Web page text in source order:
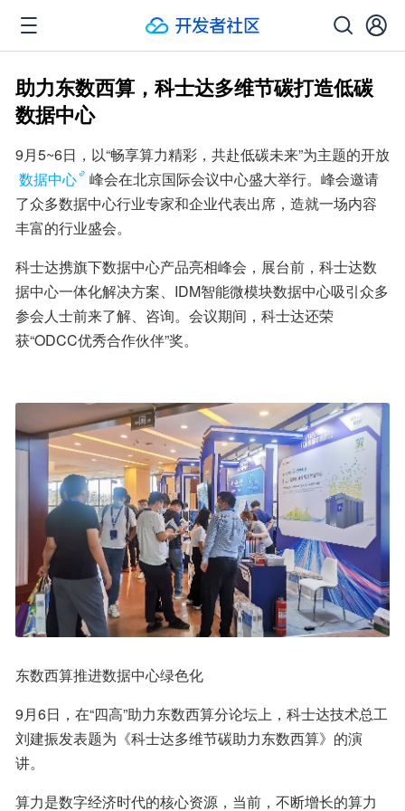
助力东数西算，科士达多维节碳打造低碳
数据中心
9月5~6日，以“畅享算力精彩，共赴低碳未来”为主题的开放
数据中心
峰会在北京国际会议中心盛大举行。峰会邀请
了众多数据中心行业专家和企业代表出席，造就一场内容
丰富的行业盛会。
科士达携旗下数据中心产品亮相峰会，展台前，科士达数
据中心一体化解决方案、IDM智能微模块数据中心吸引众多
参会人士前来了解、咨询。会议期间，科士达还荣
获“ODCC优秀合作伙伴”奖。
东数西算推进数据中心绿色化
9月6日，在“四高”助力东数西算分论坛上，科士达技术总工
刘建振发表题为《科士达多维节碳助力东数西算》的演
讲。
算力是数字经济时代的核心资源，当前，不断增长的算力